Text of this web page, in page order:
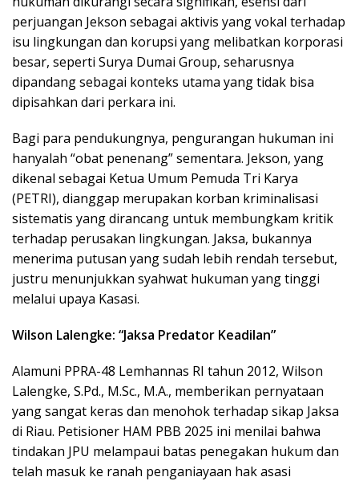
perjuangan Jekson sebagai aktivis yang vokal terhadap
isu lingkungan dan korupsi yang melibatkan korporasi
besar, seperti Surya Dumai Group, seharusnya
dipandang sebagai konteks utama yang tidak bisa
dipisahkan dari perkara ini.
Bagi para pendukungnya, pengurangan hukuman ini
hanyalah “obat penenang” sementara. Jekson, yang
dikenal sebagai Ketua Umum Pemuda Tri Karya
(PETRI), dianggap merupakan korban kriminalisasi
sistematis yang dirancang untuk membungkam kritik
terhadap perusakan lingkungan. Jaksa, bukannya
menerima putusan yang sudah lebih rendah tersebut,
justru menunjukkan syahwat hukuman yang tinggi
melalui upaya Kasasi.
Wilson Lalengke: “Jaksa Predator Keadilan”
Alamuni PPRA-48 Lemhannas RI tahun 2012, Wilson
Lalengke, S.Pd., M.Sc., M.A., memberikan pernyataan
yang sangat keras dan menohok terhadap sikap Jaksa
di Riau. Petisioner HAM PBB 2025 ini menilai bahwa
tindakan JPU melampaui batas penegakan hukum dan
telah masuk ke ranah penganiayaan hak asasi